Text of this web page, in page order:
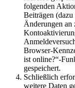
folgenden
Beiträgen
Änderungen an
Browser-
ist online?“-
gespeichert.
Schließlich
weitere Daten